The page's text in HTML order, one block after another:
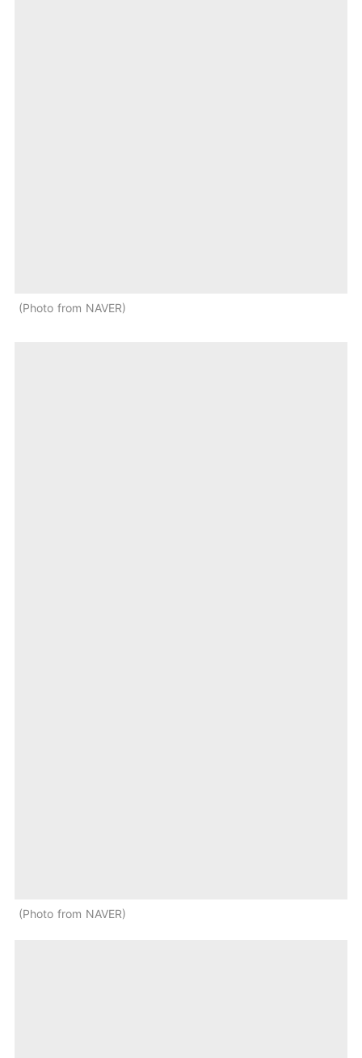
Photo from NAVER
Photo from NAVER